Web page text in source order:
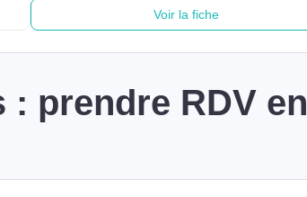
Voir la fiche
prendre RDV en